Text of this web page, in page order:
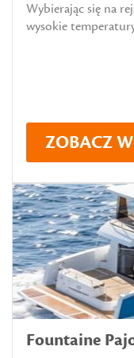
Wybierając się na
wysokie
ZOBACZ
Fountaine